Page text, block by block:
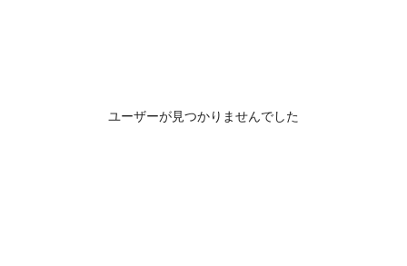
ユーザーが見つかりませんでした